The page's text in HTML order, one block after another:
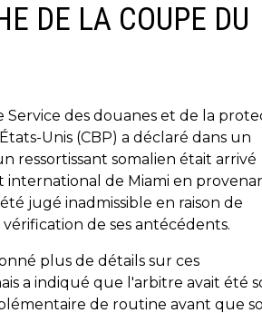
DE LA COUPE DU
Service des douanes et de la
Unis (CBP) a déclaré dans un
ressortissant somalien était arrivé
international de Miami en
jugé inadmissible en raison de
de ses antécédents.
plus de détails sur ces
a indiqué que l'arbitre avait été
de routine avant que